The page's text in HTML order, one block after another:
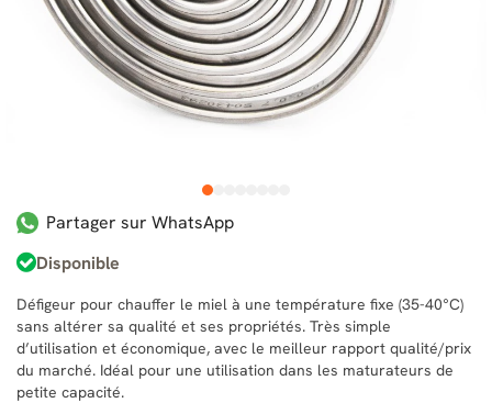
1
Partager sur WhatsApp
Disponible
Défigeur pour chauffer le miel à une température fixe (35-40°C)
sans altérer sa qualité et ses propriétés. Très simple
d’utilisation et économique, avec le meilleur rapport qualité/prix
du marché. Idéal pour une utilisation dans les maturateurs de
petite capacité.